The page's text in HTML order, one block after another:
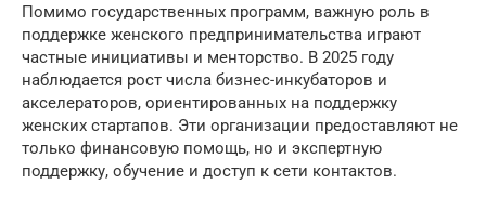
Помимо государственных программ, важную роль в
поддержке женского предпринимательства играют
частные инициативы и менторство. В 2025 году
наблюдается рост числа бизнес-инкубаторов и
акселераторов, ориентированных на поддержку
женских стартапов. Эти организации предоставляют не
только финансовую помощь, но и экспертную
поддержку, обучение и доступ к сети контактов.